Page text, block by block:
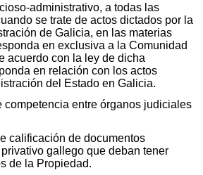
administrativo, a todas las
se trate de actos dictados por la
de Galicia, en las materias
en exclusiva a la Comunidad
acuerdo con la ley de dicha
en relación con los actos
del Estado en Galicia.
competencia entre órganos judiciales
calificación de documentos
gallego que deban tener
de la Propiedad.